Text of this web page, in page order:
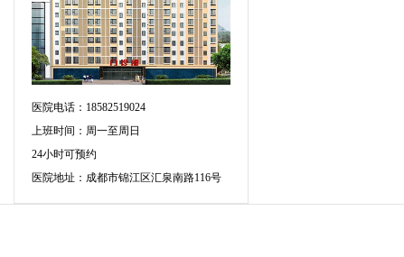
医院电话：18582519024
上班时间：周一至周日
24小时可预约
医院地址：成都市锦江区汇泉南路116号